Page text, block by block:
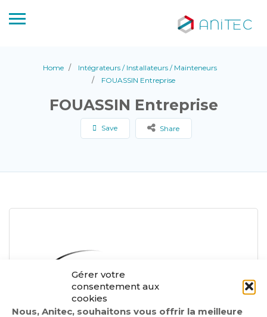
Gérer votre
consentement aux
cookies
Nous, Anitec, souhaitons vous offrir la meilleure
Home
Intégrateurs / Installateurs / Mainteneurs
FOUASSIN Entreprise
FOUASSIN Entreprise
Save Share